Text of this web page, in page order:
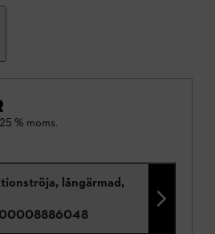
% moms.
långärmad,
00008886048